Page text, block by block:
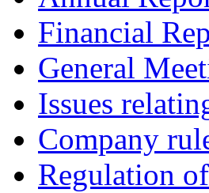
Financial
General
Issues
Company
Regulation